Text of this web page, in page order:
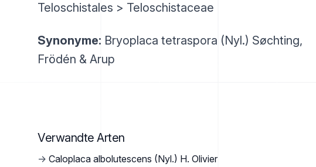
Teloschistales > Teloschistaceae
Synonyme: Bryoplaca tetraspora (Nyl.) Søchting,
Frödén & Arup
Verwandte Arten
→ Caloplaca albolutescens (Nyl.) H. Olivier